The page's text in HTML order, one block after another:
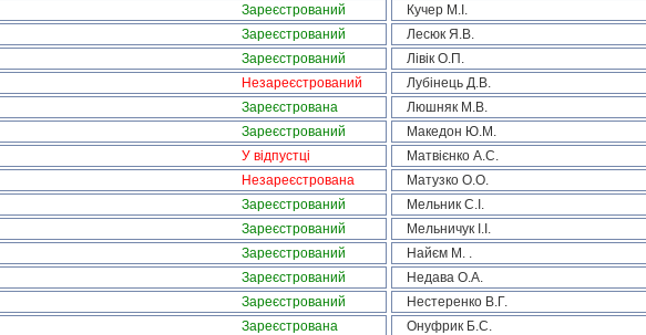
Зареєстрований Кучер М.І.
Зареєстрований Лесюк Я.В.
Зареєстрований Лівік О.П.
Незареєстрований Лубінець Д.В.
Зареєстрована Люшняк М.В.
Зареєстрований Македон Ю.М.
У відпустці Матвієнко А.С.
Незареєстрована Матузко О.О.
Зареєстрований Мельник С.І.
Зареєстрований Мельничук І.І.
Зареєстрований Найєм М. .
Зареєстрований Недава О.А.
Зареєстрований Нестеренко В.Г.
Зареєстрована Онуфрик Б.С.